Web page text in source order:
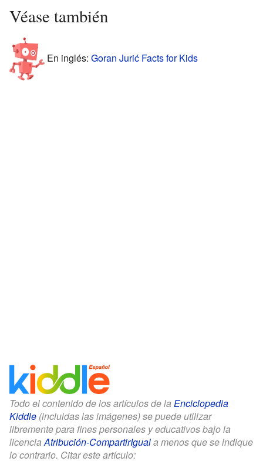
Véase también
En inglés: Goran Jurić Facts for Kids
Todo el contenido de los artículos de la Enciclopedia
Kiddle (incluidas las imágenes) se puede utilizar
libremente para fines personales y educativos bajo la
licenciaAtribución-CompartirIguala menos que se indique
lo contrario. Citar este artículo: